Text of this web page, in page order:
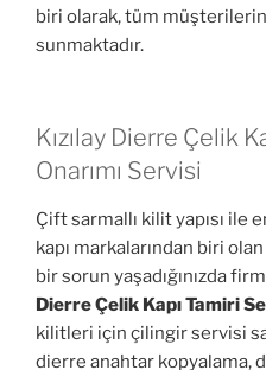
biri olarak, tüm
sunmaktadır.
Kızılay Dierre Çelik
Onarımı Servisi
Çift sarmallı kilit yapısı ile
kapı markalarından biri
bir sorun yaşadığınızda
Dierre Çelik Kapı Tamiri
kilitleri için çilingir servisi
dierre anahtar kopyalama,